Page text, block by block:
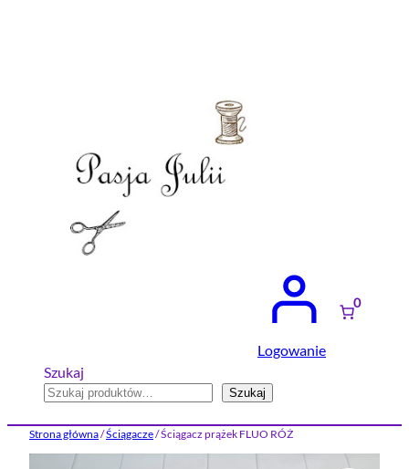
Logowanie
0
Szukaj
Szukaj
Strona główna/Ściągacze/ Ściągacz prążek FLUO RÓŻ